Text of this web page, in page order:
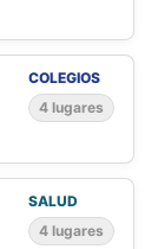
COLEGIOS
4 lugares
SALUD
4 lugares